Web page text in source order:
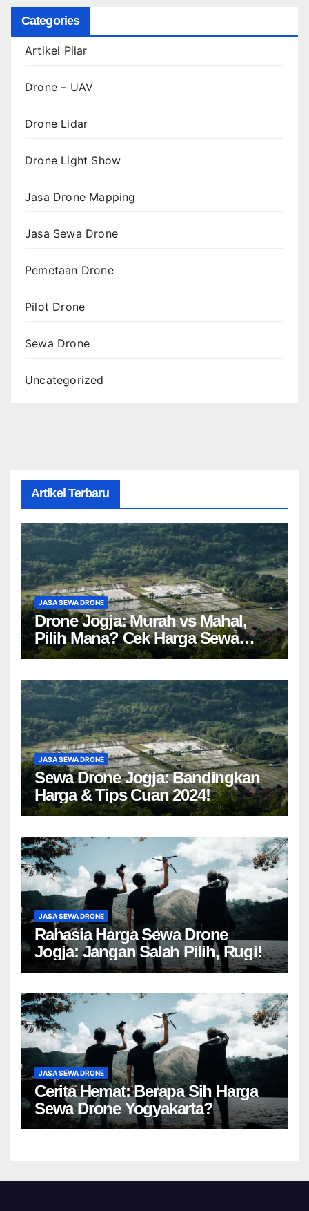
Categories
Artikel Pilar
Drone – UAV
Drone Lidar
Drone Light Show
Jasa Drone Mapping
Jasa Sewa Drone
Pemetaan Drone
Pilot Drone
Sewa Drone
Uncategorized
Artikel Terbaru
JASA SEWA DRONE
Drone Jogja: Murah vs Mahal,
Pilih Mana? Cek Harga Sewa
Drone Yogyakarta!
JASA SEWA DRONE
Sewa Drone Jogja: Bandingkan
Harga & Tips Cuan 2024!
JASA SEWA DRONE
Rahasia Harga Sewa Drone
Jogja: Jangan Salah Pilih, Rugi!
JASA SEWA DRONE
Cerita Hemat: Berapa Sih Harga
Sewa Drone Yogyakarta?